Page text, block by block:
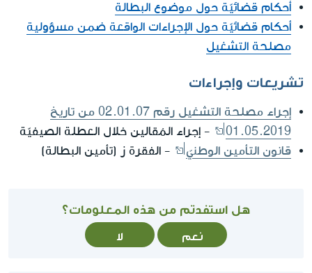
أحكام قضائيّة حول موضوع البطالة
أحكام قضائيّة حول الإجراءات الواقعة ضمن مسؤولية
مصلحة التشغيل
تشريعات وإجراءات
إجراء مصلحة التشغيل رقم 02.01.07 من تاريخ
01.05.2019
- إجراء المُقالين خلال العطلة الصيفيّة
قانون التأمين الوطنيّ
- الفقرة ز (تأمين البطالة)
هل استفدتم من هذه المعلومات؟
نعم لا